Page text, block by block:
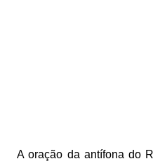
A oração da antífona do